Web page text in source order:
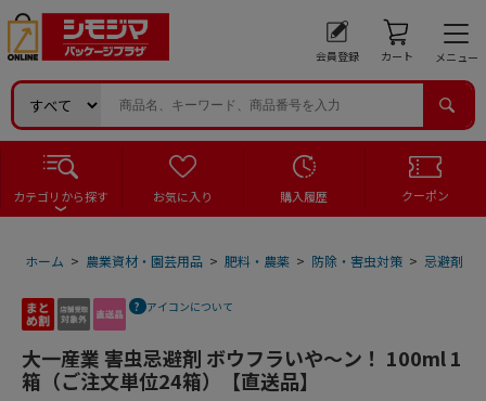
会員登録 カート メニュー
カテゴリから探す お気に入り 購入履歴 クーポン
ホーム > 農業資材・園芸用品 > 肥料・農薬 > 防除・害虫対策 > 忌避剤
アイコンについて
大一産業 害虫忌避剤 ボウフラいや～ン！ 100ml 1
箱（ご注文単位24箱）【直送品】